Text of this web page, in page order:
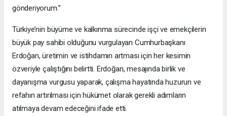
gönderiyorum.”
Türkiye’nin büyüme ve kalkınma sürecinde işçi ve emekçilerin
büyük pay sahibi olduğunu vurgulayan Cumhurbaşkanı
Erdoğan, üretimin ve istihdamın artması için her kesimin
özveriyle çalıştığını belirtti. Erdoğan, mesajında birlik ve
dayanışma vurgusu yaparak, çalışma hayatında huzurun ve
refahın artırılması için hükümet olarak gerekli adımların
atılmaya devam edeceğini ifade etti.